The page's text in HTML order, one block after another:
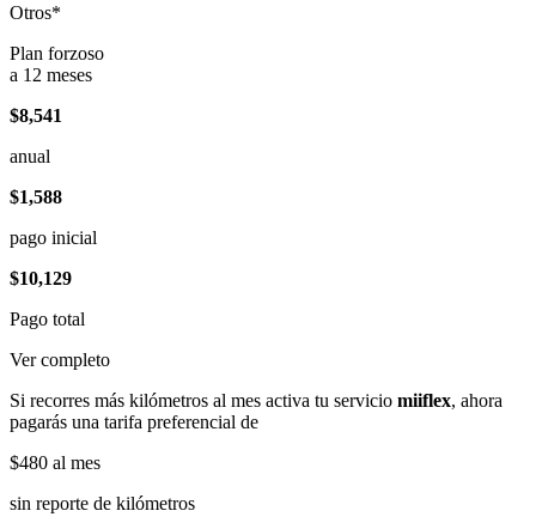
Otros*
Plan forzoso
a 12 meses
$8,541
anual
$1,588
pago inicial
$10,129
Pago total
Ver completo
Si recorres más kilómetros al mes activa tu servicio miiflex, ahora
pagarás una tarifa preferencial de
$480 al mes
sin reporte de kilómetros